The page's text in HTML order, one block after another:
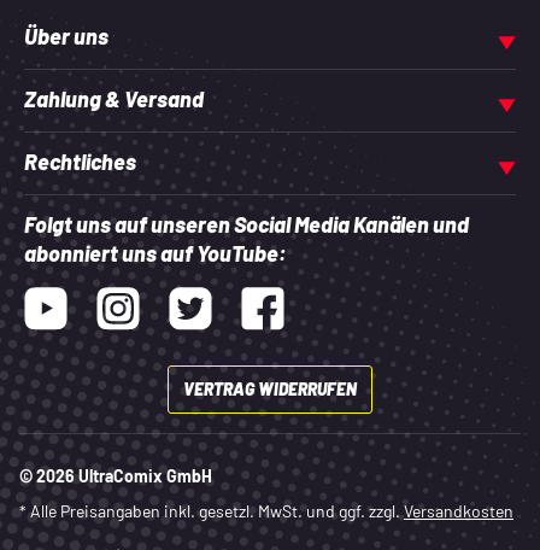
Über uns
Zahlung & Versand
Rechtliches
Folgt uns auf unseren Social Media Kanälen und
abonniert uns auf YouTube:
Youtube InstagramTwitter Facebook
VERTRAG WIDERRUFEN
© 2026 UltraComix GmbH
* Alle Preisangaben inkl. gesetzl. MwSt. und ggf. zzgl. Versandkosten